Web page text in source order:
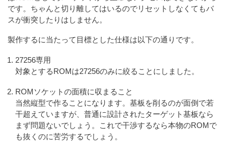
です。ちゃんと切り離してはいるのでリセットしなくてもバ
スが衝突したりはしません。
製作するに当たって目標とした仕様は以下の通りです。
27256専用
対象とするROMは27256のみに絞ることにしました。
ROMソケットの面積に収まること
当然縦型で作ることになります。基板を削るのが面倒で若
干超えていますが、普通に設計されたターゲット基板なら
まず問題ないでしょう。これで干渉するなら本物のROMで
も抜くのに苦労するでしょう。